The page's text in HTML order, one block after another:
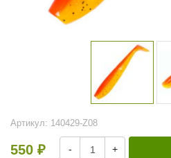
Артикул: 140429-Z08
550 ₽ - +